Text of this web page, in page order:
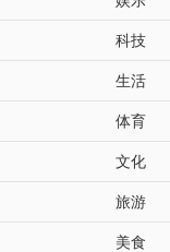
科技
生活
体育
文化
旅游
美食